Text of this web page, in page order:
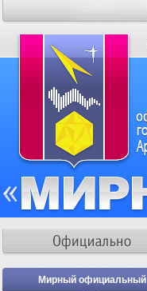
Мирный официальный